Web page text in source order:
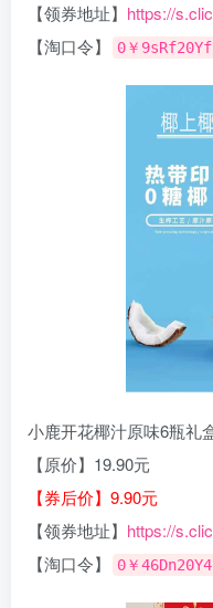
【领券地址】 https://
【淘口令】
0￥
小鹿开花椰汁原味6瓶礼
【原价】19.90元
【券后价】9.90元
【领券地址】 https://
【淘口令】
0￥